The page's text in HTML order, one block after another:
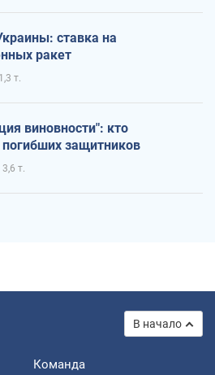
ставка на
ракет
1,3 т.
виновности": кто
защитников
3,6 т.
В начало
Команда